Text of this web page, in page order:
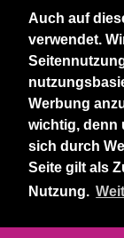
Auch auf
verwendet.
Werbung
wichtig, denn
sich durch
Seite gilt als
Nutzung.
Nehmen Sie